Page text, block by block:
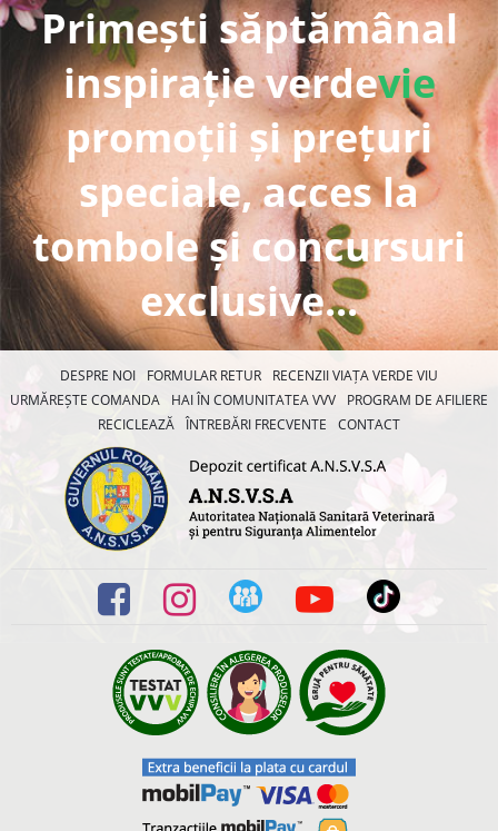
Primești săptămânal
inspirație verdevie
promoții și prețuri
speciale, acces la
tombole și concursuri
exclusive...
DESPRE NOI FORMULAR RETUR
RECENZII VIAȚA VERDE VIU
URMĂREȘTE COMANDA
HAI ÎN COMUNITATEA VVV
PROGRAM DE AFILIERE
RECICLEAZĂ ÎNTREBĂRI FRECVENTE CONTACT